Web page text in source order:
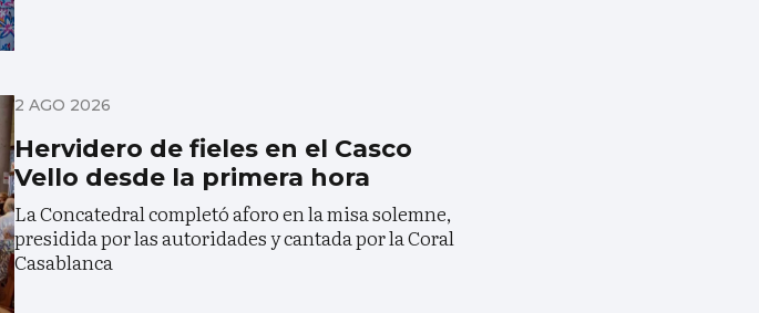
2 AGO 2026
Hervidero de fieles en el Casco
Vello desde la primera hora
La Concatedral completó aforo en la misa solemne,
presidida por las autoridades y cantada por la Coral
Casablanca